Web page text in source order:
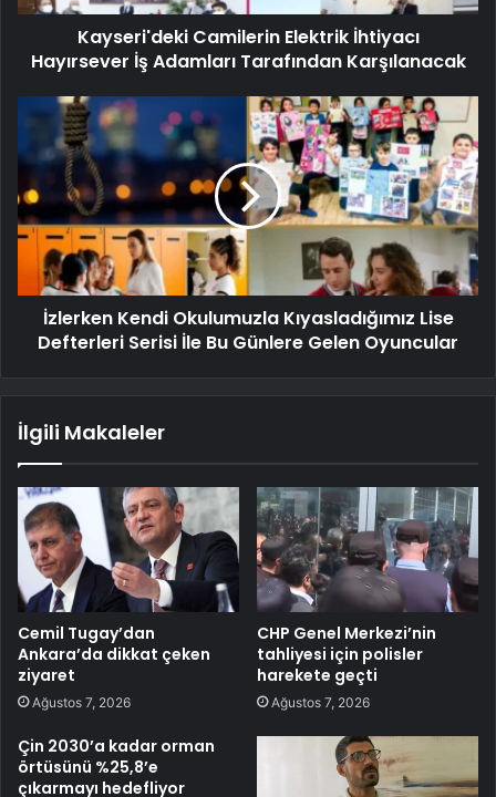
Kayseri'deki Camilerin Elektrik İhtiyacı
Hayırsever İş Adamları Tarafından Karşılanacak
İzlerken Kendi Okulumuzla Kıyasladığımız Lise
Defterleri Serisi İle Bu Günlere Gelen Oyuncular
İlgili Makaleler
Cemil Tugay’dan
Ankara’da dikkat çeken
ziyaret
Ağustos 7, 2026
CHP Genel Merkezi’nin
tahliyesi için polisler
harekete geçti
Ağustos 7, 2026
Çin 2030’a kadar orman
örtüsünü %25,8’e
çıkarmayı hedefliyor